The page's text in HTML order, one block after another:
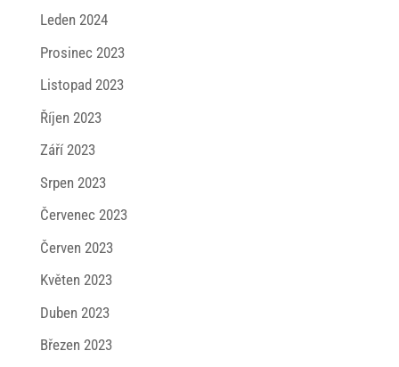
Leden 2024
Prosinec 2023
Listopad 2023
Říjen 2023
Září 2023
Srpen 2023
Červenec 2023
Červen 2023
Květen 2023
Duben 2023
Březen 2023